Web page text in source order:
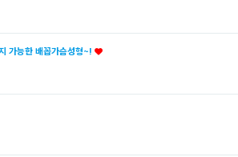
가능한 배꼽가슴성형~!